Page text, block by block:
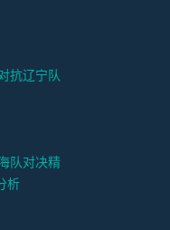
抗辽宁队
队对决精
析